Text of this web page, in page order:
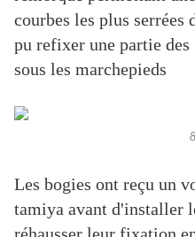
courbes les plus serrées
pu refixer une partie
sous les marchepieds
Les bogies ont reçu un
tamiya avant d'installer